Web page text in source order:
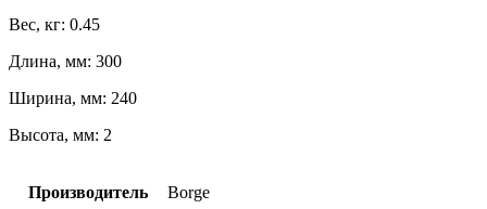
Вес, кг: 0.45
Длина, мм: 300
Ширина, мм: 240
Высота, мм: 2
Производитель Borge